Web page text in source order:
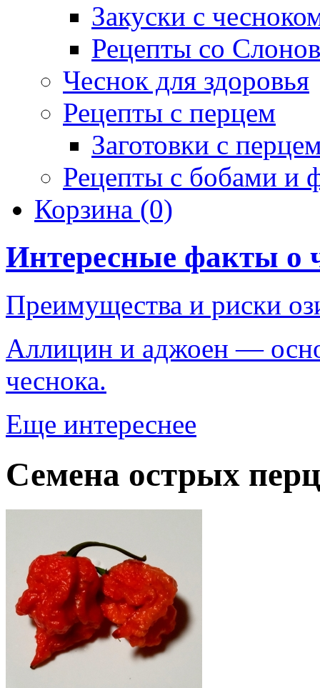
Закуски с
Рецепты со
Чеснок для здоровья
Рецепты с перцем
Заготовки с
Рецепты с бобами и
Корзина (0)
Интересные факты о
Преимущества и риски
Аллицин и аджоен —
чеснока.
Еще интереснее
Семена острых